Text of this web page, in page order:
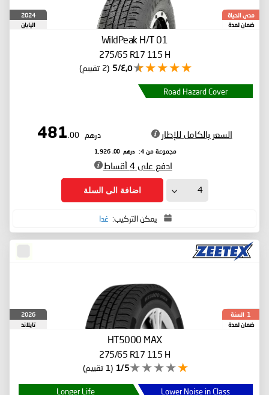
مدى الحياة
ضمان لمدة
2024
اليابان
WildPeak H/T 01
275/65 R17 115 H
٤٫٥/5 (2 تقييم)
Road Hazard Cover
السعر بالكامل للإطار درهم 481
.00
مجموعة من 4: درهم 1,926
.00
ادفع على 4 أقساط
اضافة الى السلة
يمكن التركيب: غدا
1 السنة
ضمان لمدة
2026
تايلاند
HT5000 MAX
275/65 R17 115 H
1/5 (1 تقييم)
Lower Noise in Class
Longer Life